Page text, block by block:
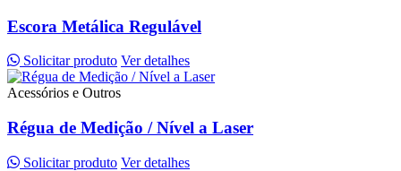
Escora Metálica Regulável
Solicitar produto Ver detalhes
Acessórios e Outros
Régua de Medição / Nível a Laser
Solicitar produto Ver detalhes